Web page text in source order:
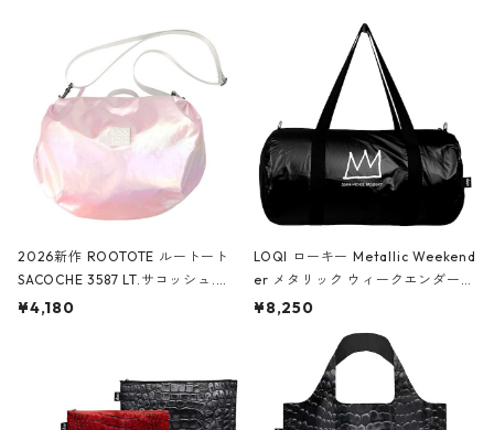
2026新作 ROOTOTE ルートート
SACOCHE 3587 LT.サコッシュ.ル
ミエ-B ショルダーバッグ グロスピ
¥4,180
LOQI ローキー Metallic Weekend
er メタリック ウィークエンダー
ボストンバッグ ショルダーバッグ
Black ジャン=ミッシェル・バスキ
ア/クラウン ブラック
¥8,250